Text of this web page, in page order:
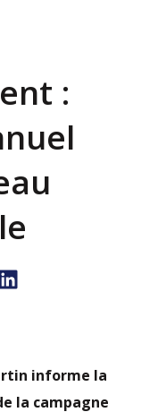
:
informe la
la campagne